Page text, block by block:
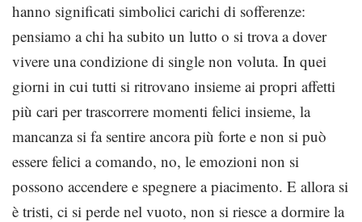
hanno significati simbolici carichi di sofferenze:
pensiamo a chi ha subito un lutto o si trova a dover
vivere una condizione di single non voluta. In quei
giorni in cui tutti si ritrovano insieme ai propri affetti
più cari per trascorrere momenti felici insieme, la
mancanza si fa sentire ancora più forte e non si può
essere felici a comando, no, le emozioni non si
possono accendere e spegnere a piacimento. E allora si
è tristi, ci si perde nel vuoto, non si riesce a dormire la